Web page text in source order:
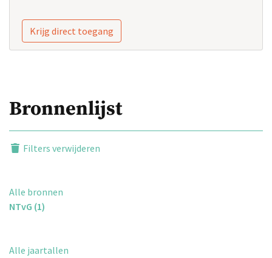
Krijg direct toegang
Bronnenlijst
Filters verwijderen
Alle bronnen
NTvG (1)
Alle jaartallen